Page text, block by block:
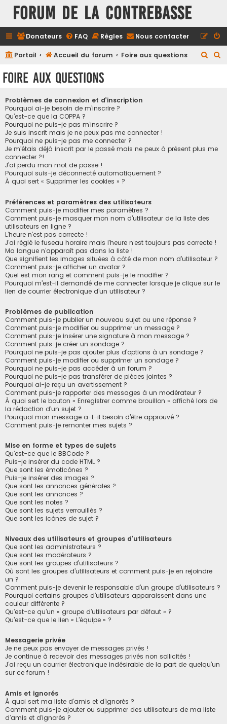
FORUM DE LA CONTREBASSE
Donateurs FAQ Règles Nous contacter
Portail Accueil du forum Foire aux questions
h
Foire aux questions
Problèmes de connexion et d’inscription
Pourquoi ai-je besoin de m’inscrire ?
Qu’est-ce que la COPPA ?
Pourquoi ne puis-je pas m’inscrire ?
Je suis inscrit mais je ne peux pas me connecter !
Pourquoi ne puis-je pas me connecter ?
Je m’étais déjà inscrit par le passé mais ne peux à présent plus me
connecter ?!
J’ai perdu mon mot de passe !
Pourquoi suis-je déconnecté automatiquement ?
À quoi sert « Supprimer les cookies » ?
Préférences et paramètres des utilisateurs
Comment puis-je modifier mes paramètres ?
Comment puis-je masquer mon nom d’utilisateur de la liste des
utilisateurs en ligne ?
L’heure n’est pas correcte !
J’ai réglé le fuseau horaire mais l’heure n’est toujours pas correcte !
Ma langue n’apparaît pas dans la liste !
Que signifient les images situées à côté de mon nom d’utilisateur ?
Comment puis-je afficher un avatar ?
Quel est mon rang et comment puis-je le modifier ?
Pourquoi m’est-il demandé de me connecter lorsque je clique sur le
lien de courrier électronique d’un utilisateur ?
Problèmes de publication
Comment puis-je publier un nouveau sujet ou une réponse ?
Comment puis-je modifier ou supprimer un message ?
Comment puis-je insérer une signature à mon message ?
Comment puis-je créer un sondage ?
Pourquoi ne puis-je pas ajouter plus d’options à un sondage ?
Comment puis-je modifier ou supprimer un sondage ?
Pourquoi ne puis-je pas accéder à un forum ?
Pourquoi ne puis-je pas transférer de pièces jointes ?
Pourquoi ai-je reçu un avertissement ?
Comment puis-je rapporter des messages à un modérateur ?
À quoi sert le bouton « Enregistrer comme brouillon » affiché lors de
la rédaction d’un sujet ?
Pourquoi mon message a-t-il besoin d’être approuvé ?
Comment puis-je remonter mes sujets ?
Mise en forme et types de sujets
Qu’est-ce que le BBCode ?
Puis-je insérer du code HTML ?
Que sont les émoticônes ?
Puis-je insérer des images ?
Que sont les annonces générales ?
Que sont les annonces ?
Que sont les notes ?
Que sont les sujets verrouillés ?
Que sont les icônes de sujet ?
Niveaux des utilisateurs et groupes d’utilisateurs
Que sont les administrateurs ?
Que sont les modérateurs ?
Que sont les groupes d’utilisateurs ?
Où sont les groupes d’utilisateurs et comment puis-je en rejoindre
un ?
Comment puis-je devenir le responsable d’un groupe d’utilisateurs ?
Pourquoi certains groupes d’utilisateurs apparaissent dans une
couleur différente ?
Qu’est-ce qu’un « groupe d’utilisateurs par défaut » ?
Qu’est-ce que le lien « L’équipe » ?
Messagerie privée
Je ne peux pas envoyer de messages privés !
Je continue à recevoir des messages privés non sollicités !
J’ai reçu un courrier électronique indésirable de la part de quelqu’un
sur ce forum !
Amis et ignorés
À quoi sert ma liste d’amis et d’ignorés ?
Comment puis-je ajouter ou supprimer des utilisateurs de ma liste
d’amis et d’ignorés ?